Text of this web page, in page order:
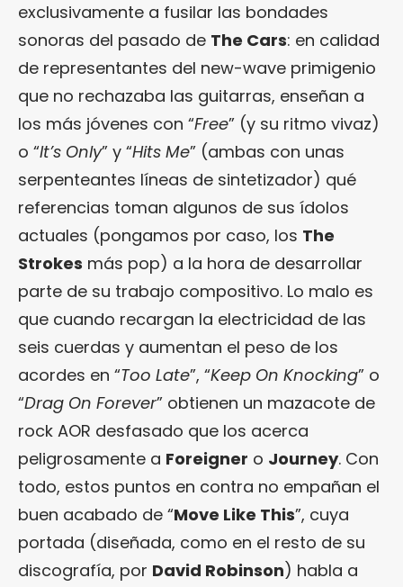
exclusivamente a fusilar las bondades
sonoras del pasado de The Cars: en calidad
de representantes del new-wave primigenio
que no rechazaba las guitarras, enseñan a
los más jóvenes con “Free” (y su ritmo vivaz)
o “It’s Only” y “Hits Me” (ambas con unas
serpenteantes líneas de sintetizador) qué
referencias toman algunos de sus ídolos
actuales (pongamos por caso, los The
Strokes más pop) a la hora de desarrollar
parte de su trabajo compositivo. Lo malo es
que cuando recargan la electricidad de las
seis cuerdas y aumentan el peso de los
acordes en “Too Late”, “Keep On Knocking” o
“Drag On Forever” obtienen un mazacote de
rock AOR desfasado que los acerca
peligrosamente a Foreigner o Journey. Con
todo, estos puntos en contra no empañan el
buen acabado de “Move Like This”, cuya
portada (diseñada, como en el resto de su
discografía, por David Robinson) habla a